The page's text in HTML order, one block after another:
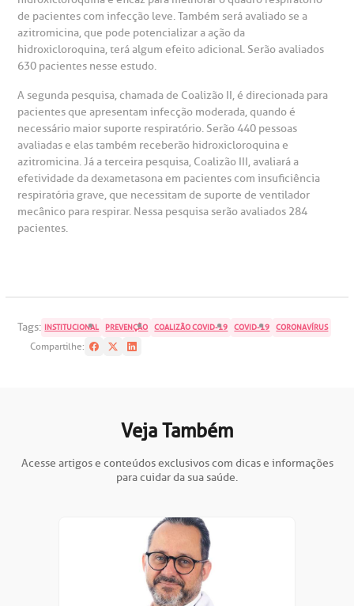
Saiba mais
Endereço:
R. Martiniano de Carvalho, 965
CEP: 01323-001 | Bela Vista
São Paulo - SP
Endereço:
CEP: 01438-000 | Jardim Paulista
a BP
Conosco
de Benchmarking
Cirurgia
frequentes
de Sangue
de pacientes com infecção leve. Também será avaliado se a
azitromicina, que pode potencializar a ação da
hidroxicloroquina, terá algum efeito adicional. Serão avaliados
630 pacientes nesse estudo.
A segunda pesquisa, chamada de Coalizão II, é direcionada para
pacientes que apresentam infecção moderada, quando é
necessário maior suporte respiratório. Serão 440 pessoas
avaliadas e elas também receberão hidroxicloroquina e
azitromicina. Já a terceira pesquisa, Coalizão III, avaliará a
efetividade da dexametasona em pacientes com insuficiência
respiratória grave, que necessitam de suporte de ventilador
mecânico para respirar. Nessa pesquisa serão avaliados 284
pacientes.
Tags: INSTITUCIONAL PREVENÇÃO COALIZÃO COVID-19 COVID-19 CORONAVÍRUS
Compartilhe:
Veja Também
Acesse artigos e conteúdos exclusivos com dicas e informações
para cuidar da sua saúde.